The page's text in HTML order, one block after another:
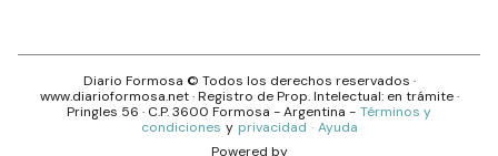
Diario Formosa © Todos los derechos reservados ·
www.diarioformosa.net · Registro de Prop. Intelectual: en trámite ·
Pringles 56 · C.P.3600 Formosa - Argentina - Términos y
condiciones y privacidad · Ayuda
Powered by